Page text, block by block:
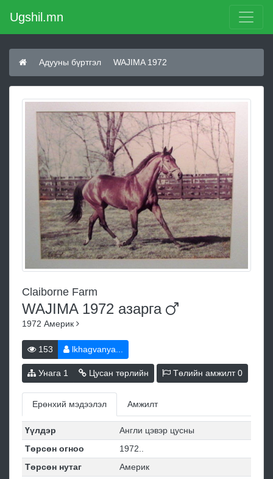
Ugshil.mn
Адууны бүртгэл WAJIMA 1972
Claiborne Farm
WAJIMA 1972 азарга
1972 Америк
153 lkhagvanya...
Унага 1 Цусан төрлийн Төлийн амжилт0
Ерөнхий мэдээлэл Амжилт
Үүлдэр
Англи цэвэр цусны
Төрсөн огноо
1972..
Төрсөн нутаг
Америк